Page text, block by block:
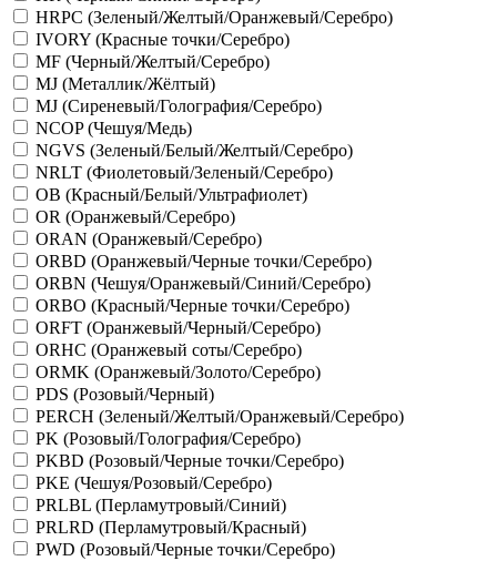
HRPC (Зеленый/Желтый/Оранжевый/Серебро)
IVORY (Красные точки/Серебро)
MF (Черный/Желтый/Серебро)
MJ (Металлик/Жёлтый)
MJ (Сиреневый/Голография/Серебро)
NCOP (Чешуя/Медь)
NGVS (Зеленый/Белый/Желтый/Серебро)
NRLT (Фиолетовый/Зеленый/Серебро)
OB (Красный/Белый/Ультрафиолет)
OR (Оранжевый/Серебро)
ORAN (Оранжевый/Серебро)
ORBD (Оранжевый/Черные точки/Серебро)
ORBN (Чешуя/Оранжевый/Синий/Серебро)
ORBO (Красный/Черные точки/Серебро)
ORFT (Оранжевый/Черный/Серебро)
ORHC (Оранжевый соты/Серебро)
ORMK (Оранжевый/Золото/Серебро)
PDS (Розовый/Черный)
PERCH (Зеленый/Желтый/Оранжевый/Серебро)
PK (Розовый/Голография/Серебро)
PKBD (Розовый/Черные точки/Серебро)
PKE (Чешуя/Розовый/Серебро)
PRLBL (Перламутровый/Синий)
PRLRD (Перламутровый/Красный)
PWD (Розовый/Черные точки/Серебро)